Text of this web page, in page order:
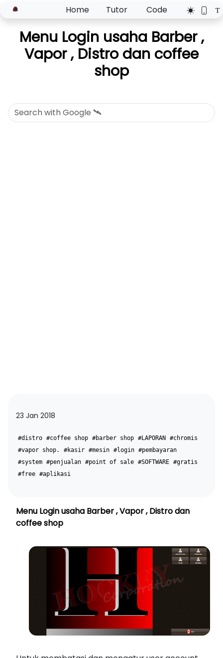
Home Tutor Code
Menu Login usaha Barber ,
Vapor , Distro dan coffee
shop
23 Jan 2018
#distro #coffee shop #barber shop #LAPORAN #chromis
#vapor shop.
#kasir #mesin #login #pembayaran
#system #penjualan #point of sale #SOFTWARE #gratis
#free #aplikasi
Menu Login usaha Barber , Vapor , Distro dan
coffee shop